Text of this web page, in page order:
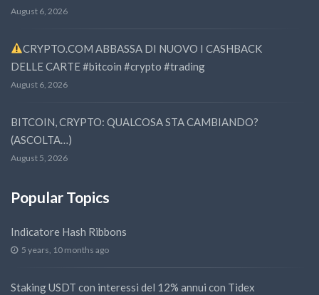
August 6, 2026
CRYPTO.COM ABBASSA DI NUOVO I CASHBACK
DELLE CARTE #bitcoin #crypto #trading
August 6, 2026
BITCOIN, CRYPTO: QUALCOSA STA CAMBIANDO?
(ASCOLTA…)
August 5, 2026
Popular Topics
Indicatore Hash Ribbons
5 years, 10 months ago
Staking USDT con interessi del 12% annui con Tidex